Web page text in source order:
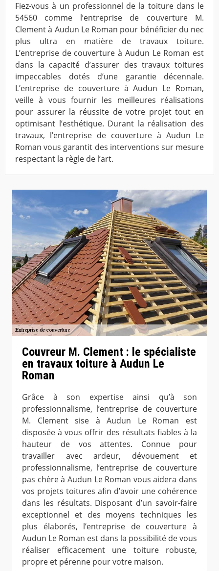
Fiez-vous à un professionnel de la toiture dans le
54560 comme l’entreprise de couverture M.
Clement à Audun Le Roman pour bénéficier du nec
plus ultra en matière de travaux toiture.
L’entreprise de couverture à Audun Le Roman est
dans la capacité d’assurer des travaux toitures
impeccables dotés d’une garantie décennale.
L’entreprise de couverture à Audun Le Roman,
veille à vous fournir les meilleures réalisations
pour assurer la réussite de votre projet tout en
optimisant l’esthétique. Durant la réalisation des
travaux, l’entreprise de couverture à Audun Le
Roman vous garantit des interventions sur mesure
respectant la règle de l’art.
Couvreur M. Clement : le spécialiste
en travaux toiture à Audun Le
Roman
Grâce à son expertise ainsi qu’à son
professionnalisme, l’entreprise de couverture
M. Clement sise à Audun Le Roman est
disposée à vous offrir des résultats fiables à la
hauteur de vos attentes. Connue pour
travailler avec ardeur, dévouement et
professionnalisme, l’entreprise de couverture
pas chère à Audun Le Roman vous aidera dans
vos projets toitures afin d’avoir une cohérence
dans les résultats. Disposant d’un savoir-faire
exceptionnel et des moyens techniques les
plus élaborés, l’entreprise de couverture à
Audun Le Roman est dans la possibilité de vous
réaliser efficacement une toiture robuste,
propre et pérenne pour votre maison.